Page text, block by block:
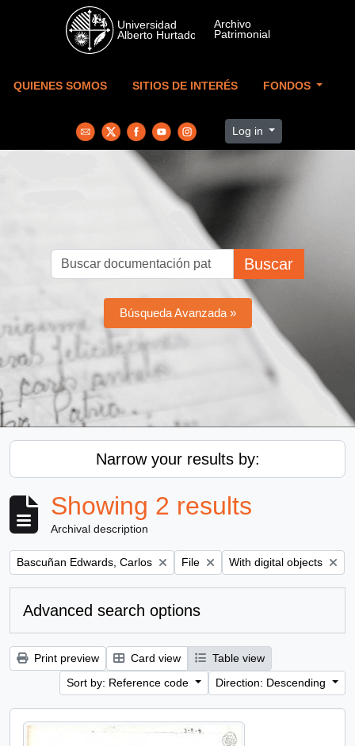
Skip to main content
QUIENES SOMOS SITIOS DE INTERÉS FONDOS
Log in
Buscar
Búsqueda Avanzada »
Narrow your results by:
Showing 2 results
Archival description
Remove filter:
Bascuñan Edwards, Carlos Remove filter:
File Remove filter:
With digital objects
Advanced search options
Print preview Card view
Table view
Sort by: Reference code
Direction: Descending